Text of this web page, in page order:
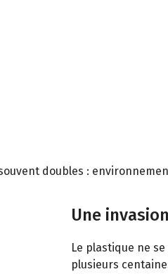
doubles :
Une
Le plastique ne
plusieurs